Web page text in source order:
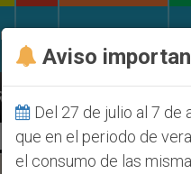
judíos que
Aviso
Del 27 de julio al 7 de
que en el periodo de
el consumo de las